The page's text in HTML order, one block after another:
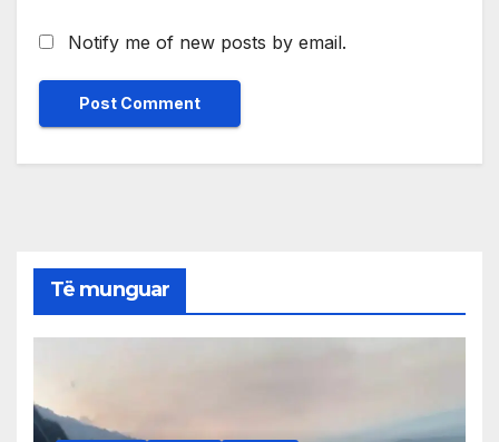
Notify me of new posts by email.
Të munguar